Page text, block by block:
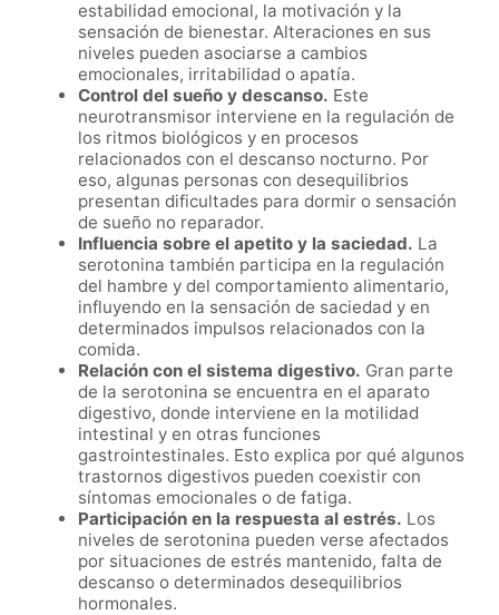
estabilidad emocional, la motivación y la
sensación de bienestar. Alteraciones en sus
niveles pueden asociarse a cambios
emocionales, irritabilidad o apatía.
Control del sueño y descanso. Este
neurotransmisor interviene en la regulación de
los ritmos biológicos y en procesos
relacionados con el descanso nocturno. Por
eso, algunas personas con desequilibrios
presentan dificultades para dormir o sensación
de sueño no reparador.
Influencia sobre el apetito y la saciedad. La
serotonina también participa en la regulación
del hambre y del comportamiento alimentario,
influyendo en la sensación de saciedad y en
determinados impulsos relacionados con la
comida.
Relación con el sistema digestivo. Gran parte
de la serotonina se encuentra en el aparato
digestivo, donde interviene en la motilidad
intestinal y en otras funciones
gastrointestinales. Esto explica por qué algunos
trastornos digestivos pueden coexistir con
síntomas emocionales o de fatiga.
Participación en la respuesta al estrés. Los
niveles de serotonina pueden verse afectados
por situaciones de estrés mantenido, falta de
descanso o determinados desequilibrios
hormonales.